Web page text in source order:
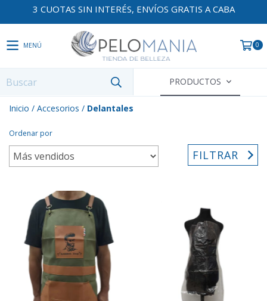
3 CUOTAS SIN INTERÉS, ENVÍOS GRATIS A CABA
MENÚ 0
PRODUCTOS
Inicio / Accesorios / Delantales
Ordenar por
FILTRAR